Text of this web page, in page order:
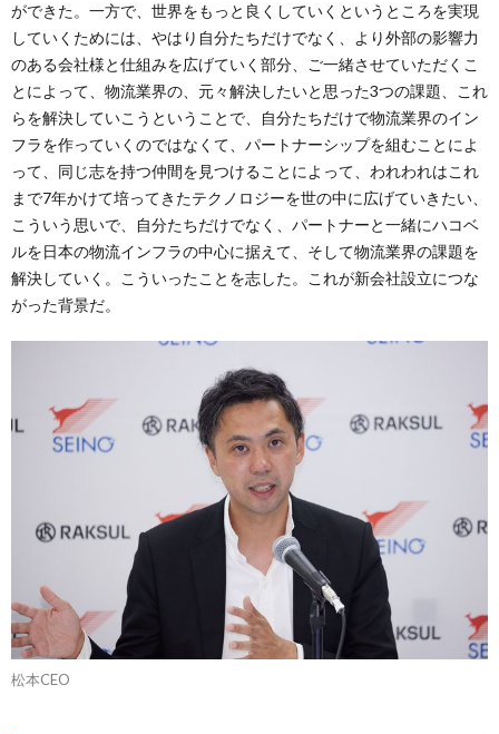
ができた。一方で、世界をもっと良くしていくというところを実現
していくためには、やはり自分たちだけでなく、より外部の影響力
のある会社様と仕組みを広げていく部分、ご一緒させていただくこ
とによって、物流業界の、元々解決したいと思った3つの課題、これ
らを解決していこうということで、自分たちだけで物流業界のイン
フラを作っていくのではなくて、パートナーシップを組むことによ
って、同じ志を持つ仲間を見つけることによって、われわれはこれ
まで7年かけて培ってきたテクノロジーを世の中に広げていきたい、
こういう思いで、自分たちだけでなく、パートナーと一緒にハコベ
ルを日本の物流インフラの中心に据えて、そして物流業界の課題を
解決していく。こういったことを志した。これが新会社設立につな
がった背景だ。
松本CEO